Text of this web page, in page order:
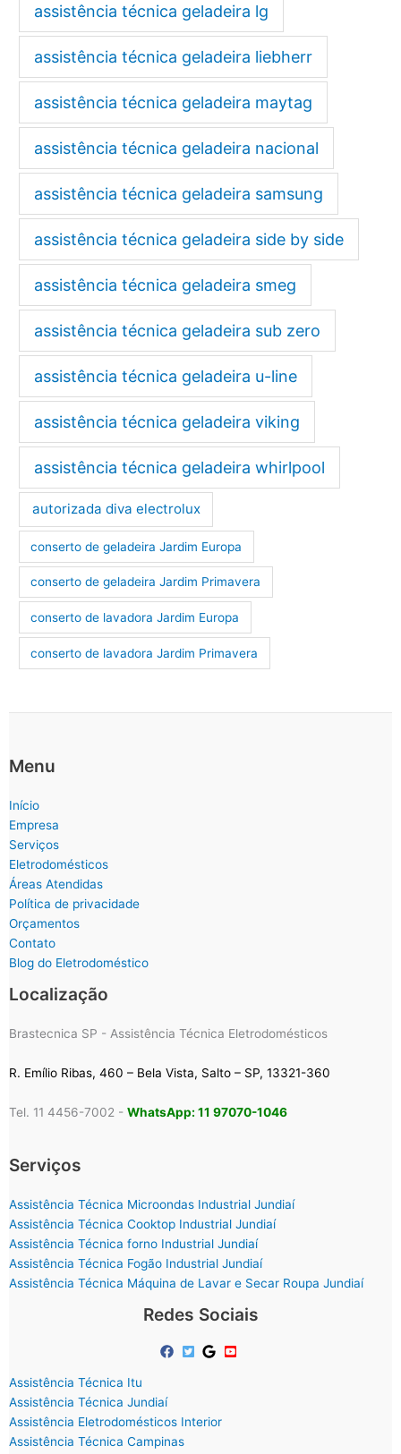
assistência técnica geladeira lg
assistência técnica geladeira liebherr
assistência técnica geladeira maytag
assistência técnica geladeira nacional
assistência técnica geladeira samsung
assistência técnica geladeira side by side
assistência técnica geladeira smeg
assistência técnica geladeira sub zero
assistência técnica geladeira u-line
assistência técnica geladeira viking
assistência técnica geladeira whirlpool
autorizada diva electrolux
conserto de geladeira Jardim Europa
conserto de geladeira Jardim Primavera
conserto de lavadora Jardim Europa
conserto de lavadora Jardim Primavera
Menu
Início
Empresa
Serviços
Eletrodomésticos
Áreas Atendidas
Política de privacidade
Orçamentos
Contato
Blog do Eletrodoméstico
Localização
Brastecnica SP - Assistência Técnica Eletrodomésticos
R. Emílio Ribas, 460 – Bela Vista, Salto – SP, 13321-360
Tel. 11 4456-7002 - WhatsApp: 11 97070-1046
Serviços
Assistência Técnica Microondas Industrial Jundiaí
Assistência Técnica Cooktop Industrial Jundiaí
Assistência Técnica forno Industrial Jundiaí
Assistência Técnica Fogão Industrial Jundiaí
Assistência Técnica Máquina de Lavar e Secar Roupa Jundiaí
Redes Sociais
Assistência Técnica Itu
Assistência Técnica Jundiaí
Assistência Eletrodomésticos Interior
Assistência Técnica Campinas